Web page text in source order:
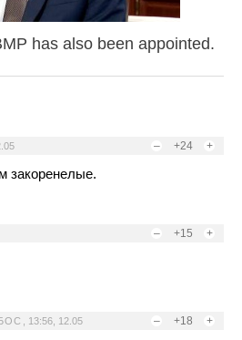
has also been appointed.
– +24 +
закоренелые.
– +15 +
– +18 +
13:56, 12.05